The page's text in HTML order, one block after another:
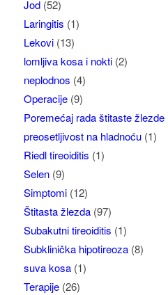
Jod(52)
Laringitis (1)
Lekovi(13)
lomljiva kosa i nokti(2)
neplodnos (4)
Operacije(9)
Poremećaj rada štitaste žlezde
preosetljivost na hladnoću(1)
Riedl tireoiditis (1)
Selen(9)
Simptomi(12)
Štitasta žlezda(97)
Subakutni tireoiditis (1)
Subklinička hipotireoza(8)
suva kosa(1)
Terapije(26)